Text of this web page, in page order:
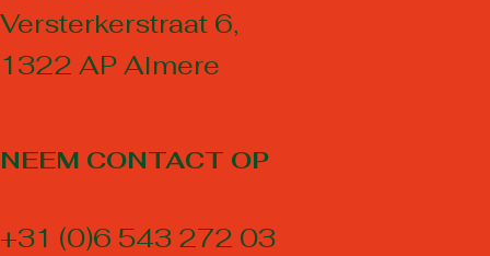
Versterkerstraat 6,
1322 AP Almere
NEEM CONTACT OP
+31 (0)6 543 272 03